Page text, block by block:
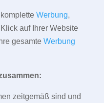
Werbung,
auf Ihrer Website
gesamte Werbung
zeitgemäß sind und